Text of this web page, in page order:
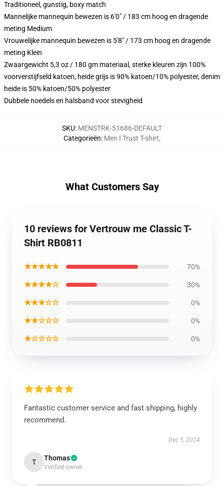
Traditioneel, gunstig, boxy match
Mannelijke mannequin bewezen is 6'0" / 183 cm hoog en dragende
meting Medium
Vrouwelijke mannequin bewezen is 5'8" / 173 cm hoog en dragende
meting Klein
Zwaargewicht 5,3 oz / 180 gm materiaal, sterke kleuren zijn 100%
voorverstijfseld katoen, heide grijs is 90% katoen/10% polyester, denim
heide is 50% katoen/50% polyester
Dubbele noedels en halsband voor stevigheid
SKU: MENSTRK-51686-DEFAULT
Categorieën: Men I Trust T-shirt,
What Customers Say
10 reviews for Vertrouw me Classic T-
Shirt RB0811
★★★★★ 70%
★★★★☆ 30%
★★★☆☆ 0%
★★☆☆☆ 0%
★☆☆☆☆ 0%
Fantastic customer service and fast shipping, highly
recommend.
Dec 5, 2024
T Thomas
Verified owner